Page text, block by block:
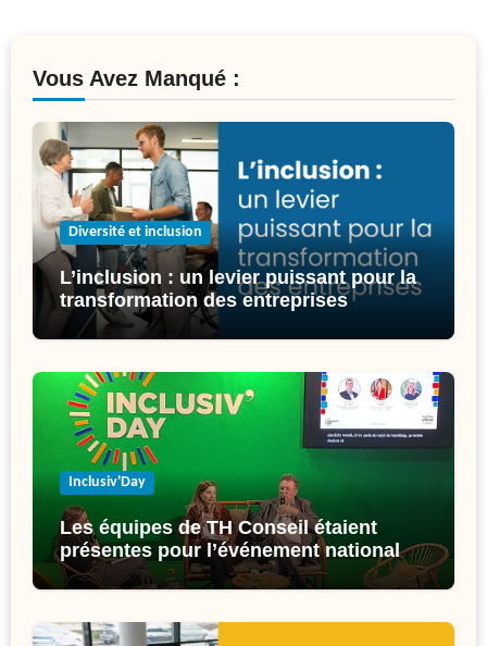
Vous Avez Manqué :
Diversité et inclusion
L’inclusion : un levier puissant pour la
transformation des entreprises
Inclusiv'Day
Les équipes de TH Conseil étaient
présentes pour l’événement national
de l’inclusion : l’Inclusiv’Day !